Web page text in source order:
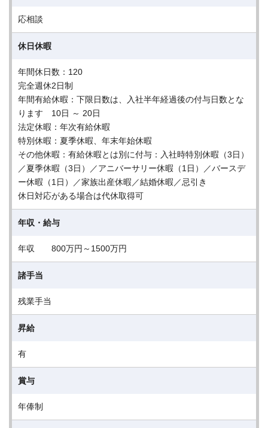
応相談
休日休暇
年間休日数：120
完全週休2日制
年間有給休暇：下限日数は、入社半年経過後の付与日数とな
ります 10日 ～ 20日
法定休暇：年次有給休暇
特別休暇：夏季休暇、年末年始休暇
その他休暇：有給休暇とは別に付与：入社時特別休暇（3日）
／夏季休暇（3日）／アニバーサリー休暇（1日）／バースデ
ー休暇（1日）／家族出産休暇／結婚休暇／忌引き
休日対応がある場合は代休取得可
年収・給与
年収 800万円～1500万円
諸手当
残業手当
昇給
有
賞与
年俸制